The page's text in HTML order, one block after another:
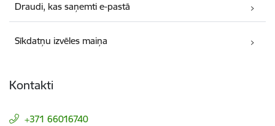
Draudi, kas saņemti e-pastā
Sīkdatņu izvēles maiņa
Kontakti
+371 66016740